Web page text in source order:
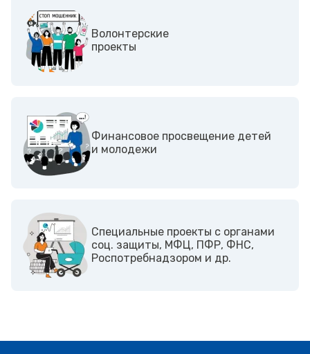
Волонтерские
проекты
Финансовое просвещение детей
и молодежи
Cпециальные проекты с органами
соц. защиты, МФЦ, ПФР, ФНС,
Роспотребнадзором и др.